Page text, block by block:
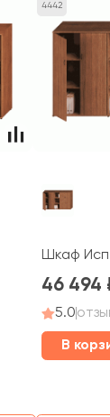
4442
Шкаф Исп
46 494
5.0
В